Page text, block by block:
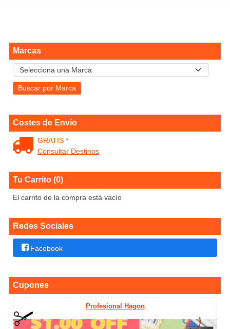
Marcas
Costes de Envío
GRATIS *
Consultar Destinos
Tu Carrito (0)
El carrito de la compra está vacío
Redes Sociales
Facebook
Cupones
Profesional Hagon